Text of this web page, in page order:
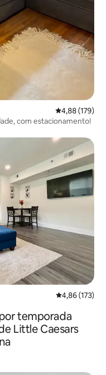
4,88 de uma
4,88 (179)
com estacionamento!
4,86 de uma
4,86 (173)
temporada
Little Caesars